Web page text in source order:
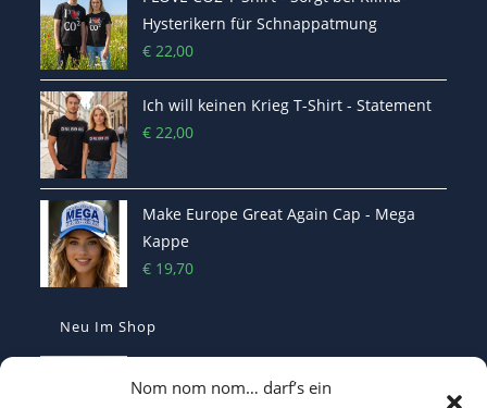
Nom nom nom… darf’s ein
Hysterikern für Schnappatmung
€ 22,00
Ich will keinen Krieg T-Shirt - Statement
€ 22,00
Make Europe Great Again Cap - Mega
Kappe
€ 19,70
Neu Im Shop
Bestickte Statement-Kappe